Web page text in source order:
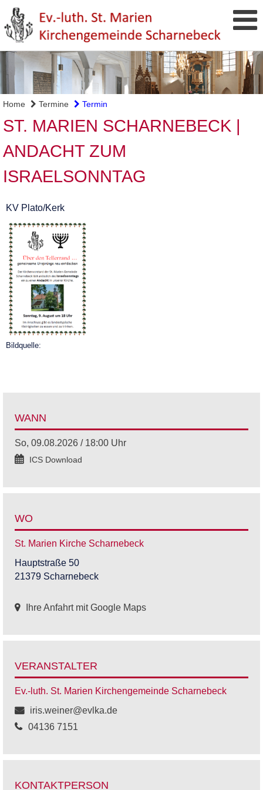
Home Termine Termin
ST. MARIEN SCHARNEBECK |
ANDACHT ZUM
ISRAELSONNTAG
KV Plato/Kerk
Bildquelle:
WANN
So, 09.08.2026 / 18:00 Uhr
ICS Download
WO
St. Marien Kirche Scharnebeck
Hauptstraße 50
21379 Scharnebeck
Ihre Anfahrt mit Google Maps
VERANSTALTER
Ev.-luth. St. Marien Kirchengemeinde Scharnebeck
iris.weiner@evlka.de
04136 7151
KONTAKTPERSON